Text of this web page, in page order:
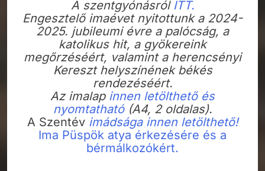
A szentgyónásról ITT.
Engesztelő imaévet nyitottunk a 2024-
2025. jubileumi évre a palócság, a
katolikus hit, a gyökereink
megőrzéséért, valamint a herencsényi
Kereszt helyszínének békés
rendezéséért.
Az imalap innen letölthető és
nyomtatható(A4, 2 oldalas).
A Szentév imádsága innen letölthető!
Ima Püspök atya érkezésére és a
bérmálkozókért.